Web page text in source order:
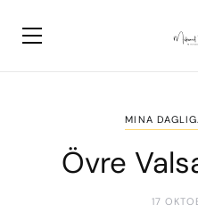
MINA
Övre
17